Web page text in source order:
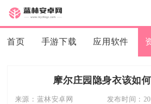
首页 手游下载 应用软件
摩尔庄园隐身衣该如
来源： 蓝林安卓网 发布时间：